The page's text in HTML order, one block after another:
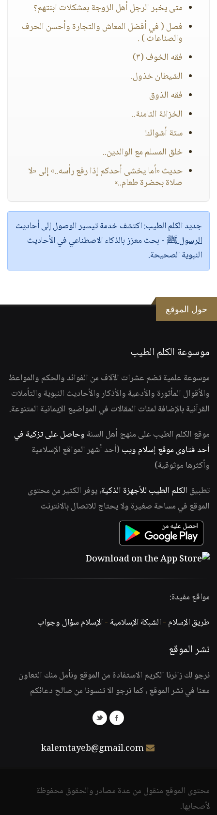
متى يخبر الرجل أهل الزوجة بمشكلات ابنتهم؟
فصل ( في أفضل المعاش والتجارة وأحسن الحرف
والصناعات ) .
فقه الخوف (٣)
الشيطان خذول.
فقه الذوق
الخزانة الثامنة..
ستة أشواك!
خلق المسلم مع الوالدين..
حديث «أما يخشى أحدكم إذا رفع رأسه..» إلى «لا
صلاة بحضرة طعام..»
جديد الكلم الطيب:اكتشف خدمةتيسير الوصول إلى أحاديث
الرسول ﷺ - بحث معزز بالذكاء الاصطناعي في الأحاديث
النبوية الصحيحة.
حول الموقع
موسوعة الكلم الطيب
موسوعة علمية تضم عشرات الآلاف من الفوائد والحكم والمواعظ
والأقوال المأثورة والأدعية والأذكار والأحاديث النبوية والتأملات
القرآنية بالإضافة لمئات المقالات في المواضيع الإيمانية المتنوعة.
موقع الكلم الطيب على منهج أهل السنة وحاصل على تزكية في
أحد فتاوى موقع إسلام ويب (أحد أشهر المواقع الإسلامية
وأكثرها موثوقية)
تطبيق الكلم الطيب للأجهزة الذكية، يوفر الكثير من محتوى
الموقع في مساحة صغيرة ولا يحتاج للاتصال بالانترنت
مواقع مفيدة:
طريق الإسلام -الشبكة الإسلامية -الإسلام سؤال وجواب
نشر الموقع
نرجو لك زائرنا الكريم الاستفادة من الموقع ونأمل منك التعاون
معنا في نشر الموقع ، كما نرجو الا تنسونا من صالح دعائكم
kalemtayeb@gmail.com
محتوى الموقع منقول من عدة مصادر والحقوق محفوظة
لأصحابها.